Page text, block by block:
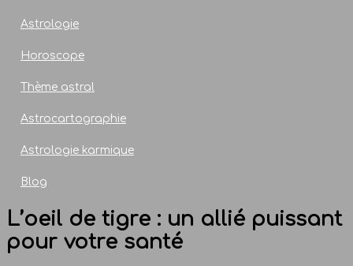
Astrologie
Horoscope
Thème astral
Astrocartographie
Astrologie karmique
Blog
L’oeil de tigre : un allié puissant
pour votre santé